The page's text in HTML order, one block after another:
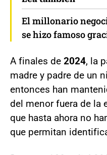
El millonario
se hizo famoso
A finales de 2024, la
madre y padre de un
entonces han
del menor fuera de la
que hasta ahora no
que permitan